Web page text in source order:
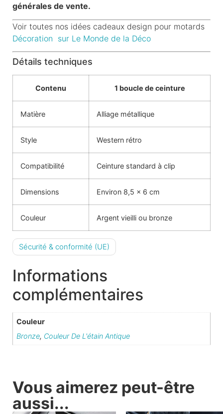
générales de vente.
Voir toutes nos idées cadeaux design pour motards
Décoration sur Le Monde de la Déco
Détails techniques
Contenu 1 boucle de ceinture
Matière Alliage métallique
Style Western rétro
Compatibilité Ceinture standard à clip
Dimensions Environ 8,5 x 6 cm
Couleur Argent vieilli ou bronze
Sécurité & conformité (UE)
Informations
complémentaires
Couleur
Bronze, Couleur De L'étain Antique
Vous aimerez peut-être
aussi...